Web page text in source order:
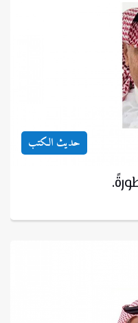
حديث الكتب